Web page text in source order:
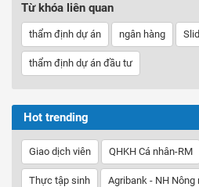
Từ khóa liên quan
thẩm định dự án ngân hàng
thẩm định dự án đầu tư
Hot trending
Giao dịch viên QHKH Cá nhân-RM
Thực tập sinh Agribank - NH Nông